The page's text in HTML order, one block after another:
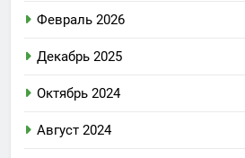
Февраль 2026
Декабрь 2025
Октябрь 2024
Август 2024